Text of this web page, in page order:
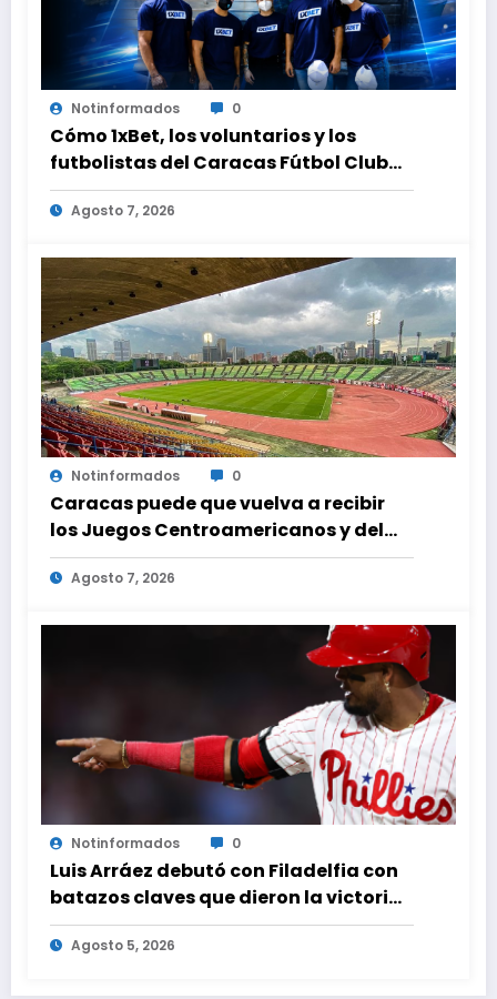
Notinformados 0
Cómo 1xBet, los voluntarios y los
futbolistas del Caracas Fútbol Club
juntaron fuerzas para ayudar a las
familias de Venezuela
Agosto 7, 2026
Notinformados 0
Caracas puede que vuelva a recibir
los Juegos Centroamericanos y del
Caribe tras mas de 70 años
Agosto 7, 2026
Notinformados 0
Luis Arráez debutó con Filadelfia con
batazos claves que dieron la victoria
ante Nacionales
Agosto 5, 2026